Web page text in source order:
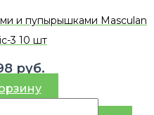
и пупырышками Masculan
3 10 шт
руб.